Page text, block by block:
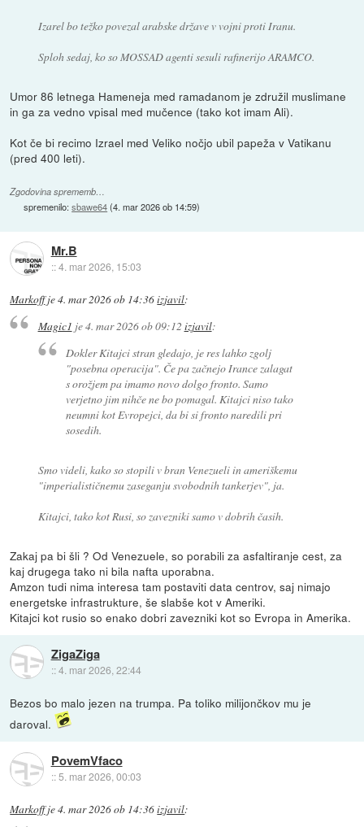
Izarel bo težko povezal arabske države v vojni proti Iranu.
Sploh sedaj, ko so MOSSAD agenti sesuli rafinerijo ARAMCO.
Umor 86 letnega Hameneja med ramadanom je združil muslimane
in ga za vedno vpisal med mučence (tako kot imam Ali).
Kot če bi recimo Izrael med Veliko nočjo ubil papeža v Vatikanu
(pred 400 leti).
Zgodovina sprememb…
spremenilo:sbawe64(4. mar 2026 ob 14:59)
Mr.B
::4. mar 2026, 15:03
Markoffje4. mar 2026 ob 14:36izjavil:
Magic1 je4. mar 2026 ob 09:12 izjavil:
Dokler Kitajci stran gledajo, je res lahko zgolj
"posebna operacija". Če pa začnejo Irance zalagat
s orožjem pa imamo novo dolgo fronto. Samo
verjetno jim nihče ne bo pomagal. Kitajci niso tako
neumni kot Evropejci, da bi si fronto naredili pri
sosedih.
Smo videli, kako so stopili v bran Venezueli in ameriškemu
"imperialističnemu zaseganju svobodnih tankerjev", ja.
Kitajci, tako kot Rusi, so zavezniki samo v dobrih časih.
Zakaj pa bi šli ? Od Venezuele, so porabili za asfaltiranje cest, za
kaj drugega tako ni bila nafta uporabna.
Amzon tudi nima interesa tam postaviti data centrov, saj nimajo
energetske infrastrukture, še slabše kot v Ameriki.
Kitajci kot rusio so enako dobri zavezniki kot so Evropa in Amerika.
ZigaZiga
::4. mar 2026, 22:44
Bezos bo malo jezen na trumpa. Pa toliko milijončkov mu je
daroval.
PovemVfaco
::5. mar 2026, 00:03
Markoffje4. mar 2026 ob 14:36izjavil: